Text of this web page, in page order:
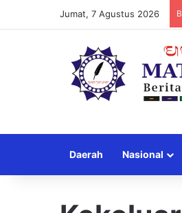
Jumat, 7 Agustus 2026
Daerah Nasional